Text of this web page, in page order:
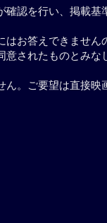
認を行い、掲載基
お答えできません
されたものとみな
。ご要望は直接映